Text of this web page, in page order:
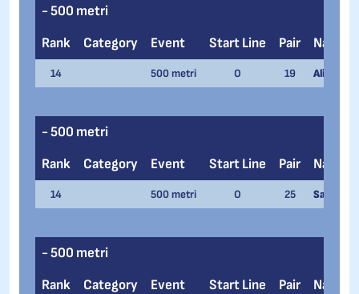
- 500 metri
Rank
Category Event Start Line Pair Name
14 500 metri O 19 Alice
- 500 metri
Rank
Category Event Start Line Pair Name
14 500 metri O 25 Saimon
- 500 metri
Rank
Category Event Start Line Pair Name